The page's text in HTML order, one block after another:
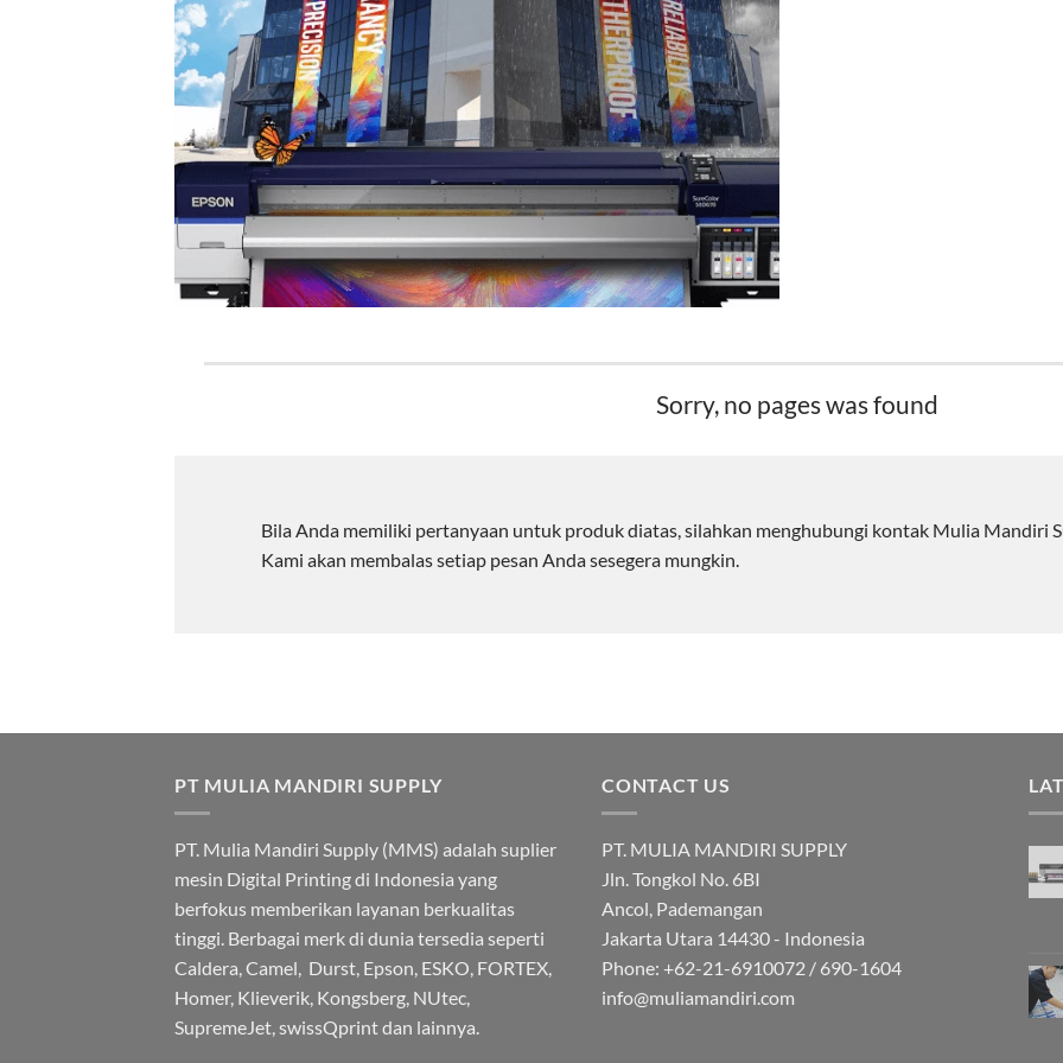
Sorry, no pages was found
Bila Anda memiliki pertanyaan untuk produk diatas, silahkan menghubungi kontak Mulia Mandiri
Kami akan membalas setiap pesan Anda sesegera mungkin.
PT MULIA MANDIRI SUPPLY
PT. Mulia Mandiri Supply (MMS) adalah suplier
mesin Digital Printing di Indonesia yang
berfokus memberikan layanan berkualitas
tinggi. Berbagai merk di dunia tersedia seperti
Caldera, Camel, Durst, Epson, ESKO, FORTEX,
Homer, Klieverik, Kongsberg, NUtec,
SupremeJet, swissQprint dan lainnya.
CONTACT US
PT. MULIA MANDIRI SUPPLY
Jln. Tongkol No. 6BI
Ancol, Pademangan
Jakarta Utara 14430 - Indonesia
Phone: +62-21-6910072 / 690-1604
info@muliamandiri.com